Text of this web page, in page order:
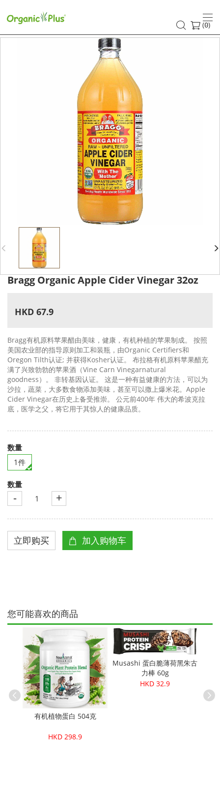
(0)
Bragg Organic Apple Cider Vinegar 32oz
HKD 67.9
Bragg有机原料苹果醋由美味，健康，有机种植的苹果制成。 按照
美国农业部的指导原则加工和装瓶，由Organic Certifiers和
Oregon Tilth认证; 并获得Kosher认证。 布拉格有机原料苹果醋充
满了兴致勃勃的苹果酒（Vine Carn Vinegarnatural
goodness）。 非转基因认证。 这是一种有益健康的方法，可以为
沙拉，蔬菜，大多数食物添加美味，甚至可以撒上爆米花。Apple
Cider Vinegar在历史上备受推崇。 公元前400年 伟大的希波克拉
底，医学之父，将它用于其惊人的健康品质。
数量
1件
数量
- +
您可能喜欢的商品
有机植物蛋白 504克
HKD 298.9
Musashi 蛋白脆薄荷黑朱古
力棒 60g
HKD 32.9